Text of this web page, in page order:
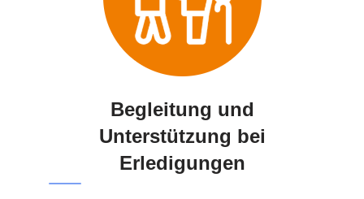
Begleitung und
Unterstützung bei
Erledigungen